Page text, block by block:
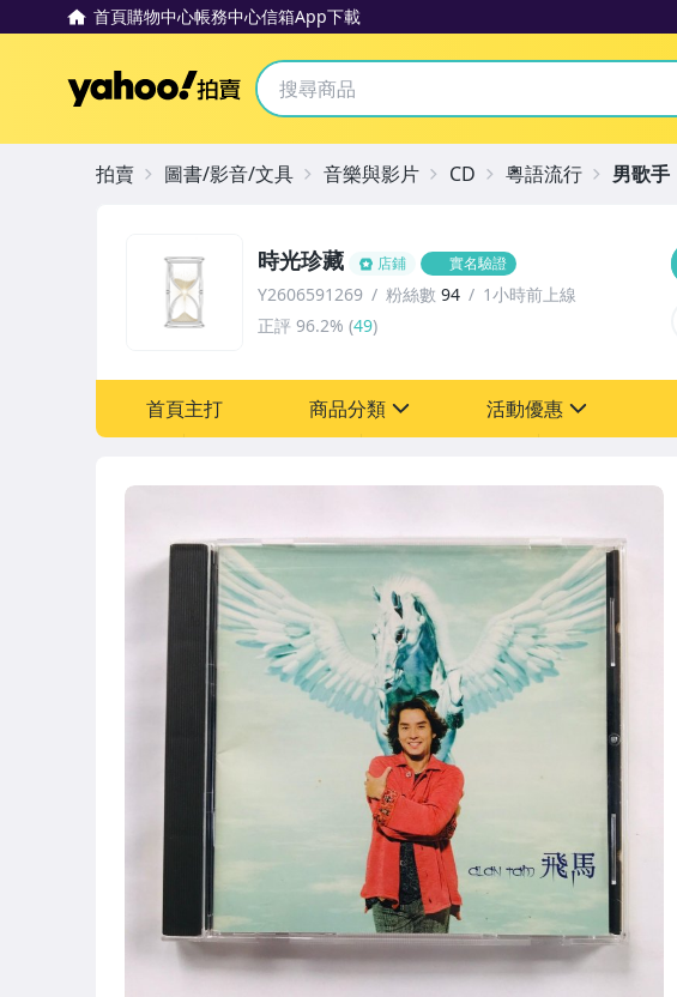
首頁購物中心帳務中心信箱App下載
Yahoo拍賣
時光珍藏 店鋪 實名驗證
Y2606591269 粉絲數 94
1小時前上線
正評 96.2% (49)
首頁主打 商品分類 活動優惠
拍賣 圖書/影音/文具 音樂與影片 CD 粵語流行 男歌手